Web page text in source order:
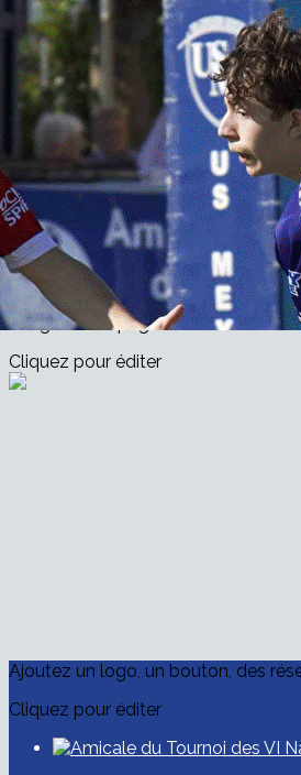
Exporter les lignes sélectionnées
Exporter toutes les colonnes
Exporter uniquement les
Menu
Soutien aux équipes de France
Tournois de Jeunes
Invitation des Jeunes sur le
Solidarité avec les Grands
?>
Images de la page d'accueil
Cliquez pour éditer
Ajoutez un logo, un bouton, des
Cliquez pour éditer